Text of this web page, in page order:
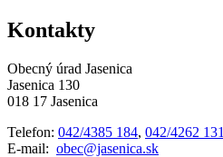
Kontakty
Obecný úrad Jasenica
Jasenica 130
018 17 Jasenica
Telefon: 042/4385 184, 042/4262 131
E-mail: obec@jasenica.sk